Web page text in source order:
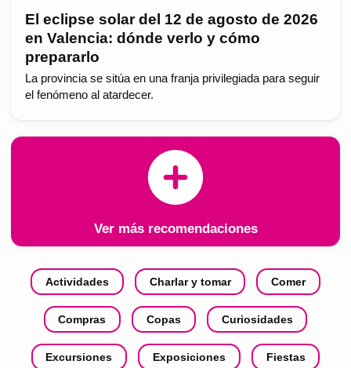
El eclipse solar del 12 de agosto de 2026
en Valencia: dónde verlo y cómo
prepararlo
La provincia se sitúa en una franja privilegiada para seguir
el fenómeno al atardecer.
Ver más recomendaciones
Actividades Charlar y tomar Comer
Compras Copas Curiosidades
Excursiones Exposiciones Fiestas